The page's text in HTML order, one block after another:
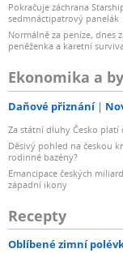
Pokračuje záchrana
sedmnáctipatrový panelák
Normálně za peníze, dnes
peněženka a karetní
Ekonomika a
Daňové přiznání
Za státní dluhy Česko
Děsivý pohled na českou
rodinné bazény?
Emancipace českých
západní ikony
Recepty
Oblíbené zimní